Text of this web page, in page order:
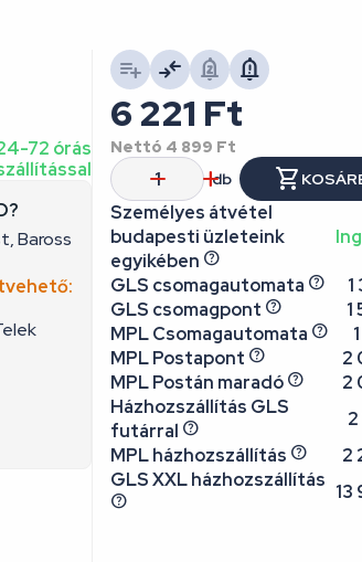
72 órás
Baross
6 221 Ft
Nettó 4 899 Ft
db
Személyes átvétel
budapesti üzleteink
egyikében
GLS csomagautomata
GLS csomagpont
1
MPL Csomagautomata
MPL Postapont
2
MPL Postán maradó
2
Házhozszállítás GLS
futárral
MPL házhozszállítás
2
GLS XXL házhozszállítás
13